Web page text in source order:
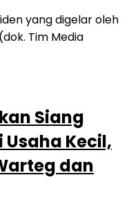
Siang
Kecil,
dan